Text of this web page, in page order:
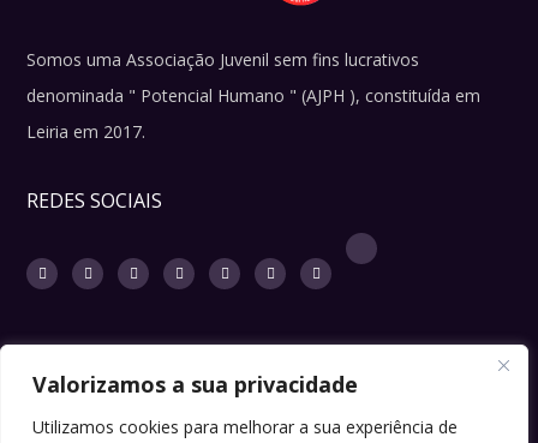
Valorizamos a sua privacidade
Utilizamos cookies para melhorar a sua experiência de
Somos uma Associação Juvenil sem fins lucrativos
denominada " Potencial Humano " (AJPH ), constituída em
Leiria em 2017.
REDES SOCIAIS